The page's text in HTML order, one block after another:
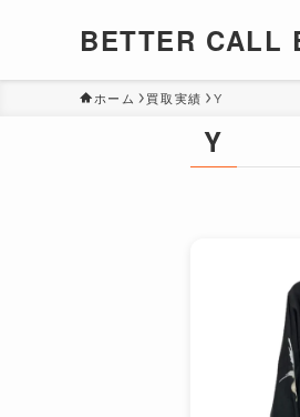
BETTER CALL
ホーム 買取実績 Y
Y